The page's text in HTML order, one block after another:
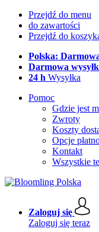
Przejdź do menu
do zawartości
Przejdź do
Polska:
Darmowa
24 h Wysyłka
Pomoc
Gdzie jest
Zwroty
Koszty
Opcje
Kontakt
Wszystkie
Zaloguj się
Zaloguj się teraz